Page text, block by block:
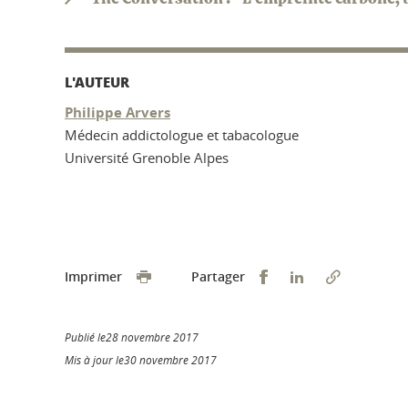
L'AUTEUR
Philippe Arvers
Médecin addictologue et tabacologue
Université Grenoble Alpes
Imprimer Partager Partager surPartager sur
Publié le28 novembre 2017
Mis à jour le30 novembre 2017